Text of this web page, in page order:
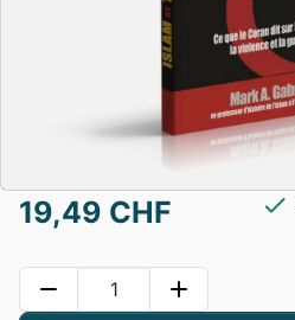
19,49 CHF check
remove add